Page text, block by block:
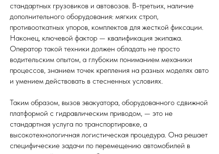
стандартных грузовиков и автовозов. В-третьих, наличие
дополнительного оборудования: мягких строп,
противооткатных упоров, комплектов для жесткой фиксации.
Наконец, ключевой фактор — квалификация экипажа.
Оператор такой техники должен обладать не просто
водительским опытом, а глубоким пониманием механики
процессов, знанием точек крепления на разных моделях авто
и умением действовать в стесненных условиях.
Таким образом, вызов эвакуатора, оборудованного сдвижной
платформой с гидравлическим приводом, — это не
стандартная услуга по транспортировке, а
высокотехнологичная логистическая процедура. Она решает
специфические задачи по перемещению автомобилей в